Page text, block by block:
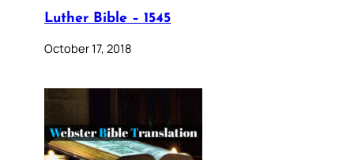
Luther Bible – 1545
October 17, 2018